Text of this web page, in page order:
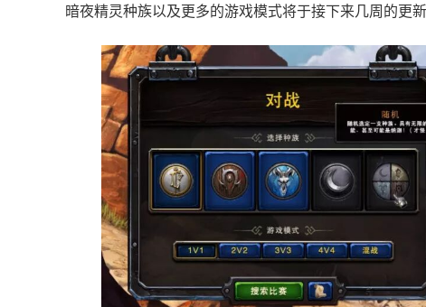
暗夜精灵种族以及更多的游戏模式将于接下来几周的更